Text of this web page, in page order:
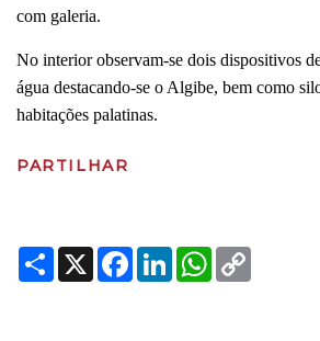
com galeria.
No interior observam-se dois dispositivos
água destacando-se o Algibe, bem como
habitações palatinas.
PARTILHAR
Share
X Facebook
LinkedInWhatsApp